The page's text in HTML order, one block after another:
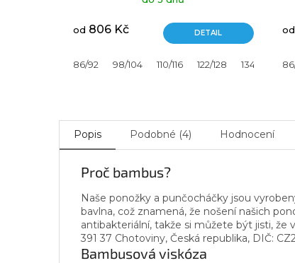
od 806 Kč DETAIL
86/92 98/104 110/116 122/128 134/140
od
Popis Podobné (4) Hodnocení
Proč bambus?
Naše ponožky a punčocháčky jsou
bavlna, což znamená, že nošení našich
antibakteriální, takže si můžete být jisti, že
391 37 Chotoviny, Česká republika, DIČ:
Bambusová viskóza